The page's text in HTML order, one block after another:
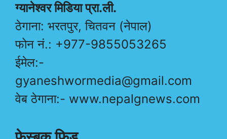
ग्यानेश्वर मिडिया प्रा.ली.
ठेगाना: भरतपुर, चितवन (नेपाल)
फोन नं.: +977-9855053265
ईमेल:-
gyaneshwormedia@gmail.com
वेब ठेगाना:- www.nepalgnews.com